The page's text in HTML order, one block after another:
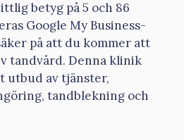
betyg på 5 och 86
Google My Business-
på att du kommer att
tandvård. Denna klinik
av tjänster,
tandblekning och